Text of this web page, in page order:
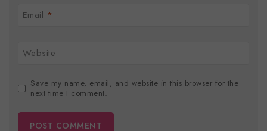
Email *
Website
Save my name, email, and website in this browser for the
next time I comment.